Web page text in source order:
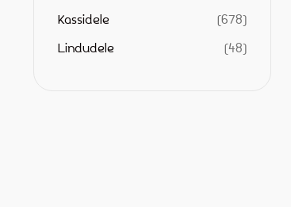
678
Kassidele
48
Lindudele